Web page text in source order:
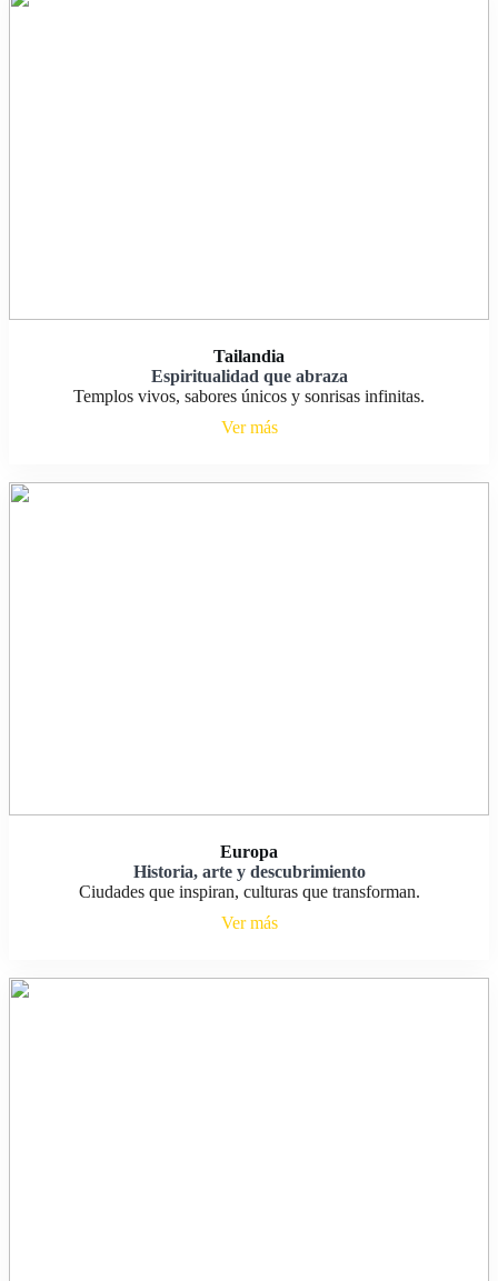
Tailandia
Espiritualidad que abraza
Templos vivos, sabores únicos y sonrisas infinitas.
Ver más
Europa
Historia, arte y descubrimiento
Ciudades que inspiran, culturas que transforman.
Ver más